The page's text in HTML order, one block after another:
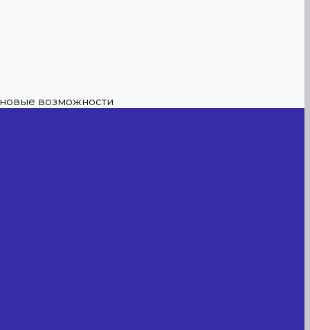
новые возможности